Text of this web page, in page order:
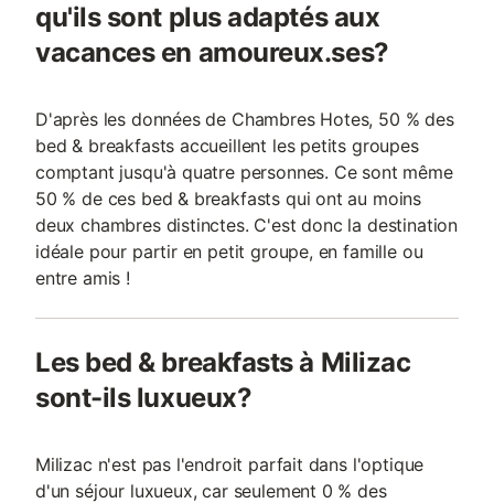
qu'ils sont plus adaptés aux
vacances en amoureux.ses?
D'après les données de Chambres Hotes, 50 % des
bed & breakfasts accueillent les petits groupes
comptant jusqu'à quatre personnes. Ce sont même
50 % de ces bed & breakfasts qui ont au moins
deux chambres distinctes. C'est donc la destination
idéale pour partir en petit groupe, en famille ou
entre amis !
Les bed & breakfasts à Milizac
sont-ils luxueux?
Milizac n'est pas l'endroit parfait dans l'optique
d'un séjour luxueux, car seulement 0 % des